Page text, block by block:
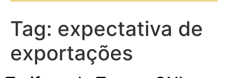
Tag: expectativa de
exportações